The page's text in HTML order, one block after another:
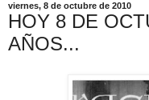
viernes, 8 de octubre de 2010
HOY 8 DE
AÑOS...